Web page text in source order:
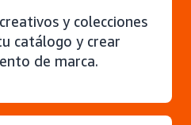
y colecciones
catálogo y crear
de marca.